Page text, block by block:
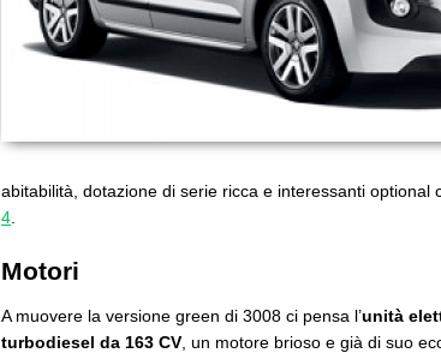
abitabilità, dotazione di serie ricca e interessanti optional
4
Motori
A muovere la versione green di 3008 ci pensa l’unità
turbodiesel da 163 CV , un motore brioso e già di suo